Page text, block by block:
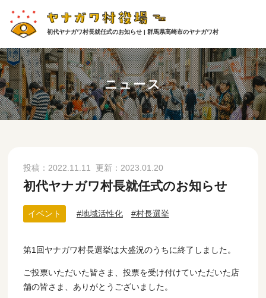
初代ヤナガワ村長就任式のお知らせ | 群馬県高崎市のヤナガワ村
ニュース
投稿： 2022.11.11 更新： 2023.01.20
初代ヤナガワ村長就任式のお知らせ
イベント 地域活性化 村長選挙
第1回ヤナガワ村長選挙は大盛況のうちに終了しました。
ご投票いただいた皆さま、投票を受け付けていただいた店
舗の皆さま、ありがとうございました。